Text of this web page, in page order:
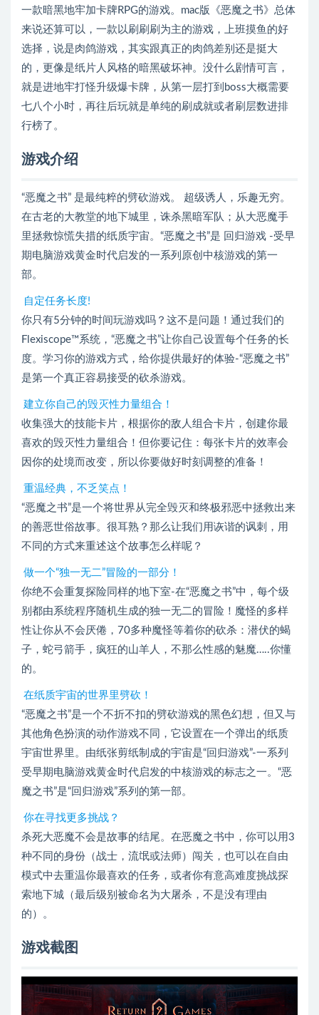
一款暗黑地牢加卡牌RPG的游戏。mac版《恶魔之书》总体
来说还算可以，一款以刷刷刷为主的游戏，上班摸鱼的好
选择，说是肉鸽游戏，其实跟真正的肉鸽差别还是挺大
的，更像是纸片人风格的暗黑破坏神。没什么剧情可言，
就是进地牢打怪升级爆卡牌，从第一层打到boss大概需要
七八个小时，再往后玩就是单纯的刷成就或者刷层数进排
行榜了。
游戏介绍
“恶魔之书” 是最纯粹的劈砍游戏。 超级诱人，乐趣无穷。
在古老的大教堂的地下城里，诛杀黑暗军队；从大恶魔手
里拯救惊慌失措的纸质宇宙。“恶魔之书”是 回归游戏 -受早
期电脑游戏黄金时代启发的一系列原创中核游戏的第一
部。
自定任务长度!
你只有5分钟的时间玩游戏吗？这不是问题！通过我们的
Flexiscope™系统，“恶魔之书”让你自己设置每个任务的长
度。学习你的游戏方式，给你提供最好的体验-“恶魔之书”
是第一个真正容易接受的砍杀游戏。
建立你自己的毁灭性力量组合！
收集强大的技能卡片，根据你的敌人组合卡片，创建你最
喜欢的毁灭性力量组合！但你要记住：每张卡片的效率会
因你的处境而改变，所以你要做好时刻调整的准备！
重温经典，不乏笑点！
“恶魔之书”是一个将世界从完全毁灭和终极邪恶中拯救出来
的善恶世俗故事。很耳熟？那么让我们用诙谐的讽刺，用
不同的方式来重述这个故事怎么样呢？
做一个“独一无二”冒险的一部分！
你绝不会重复探险同样的地下室-在“恶魔之书”中，每个级
别都由系统程序随机生成的独一无二的冒险！魔怪的多样
性让你从不会厌倦，70多种魔怪等着你的砍杀：潜伏的蝎
子，蛇弓箭手，疯狂的山羊人，不那么性感的魅魔…..你懂
的。
在纸质宇宙的世界里劈砍！
“恶魔之书”是一个不折不扣的劈砍游戏的黑色幻想，但又与
其他角色扮演的动作游戏不同，它设置在一个弹出的纸质
宇宙世界里。由纸张剪纸制成的宇宙是“回归游戏”-一系列
受早期电脑游戏黄金时代启发的中核游戏的标志之一。“恶
魔之书”是“回归游戏”系列的第一部。
你在寻找更多挑战？
杀死大恶魔不会是故事的结尾。在恶魔之书中，你可以用3
种不同的身份（战士，流氓或法师）闯关，也可以在自由
模式中去重温你最喜欢的任务，或者你有意高难度挑战探
索地下城（最后级别被命名为大屠杀，不是没有理由
的）。
游戏截图